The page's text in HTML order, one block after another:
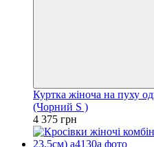
Куртка жіноча на пуху
(Чорний S )
4 375 грн